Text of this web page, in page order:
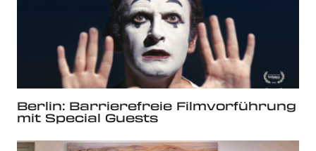
Berlin: Barrierefreie Filmvorführung
mit Special Guests